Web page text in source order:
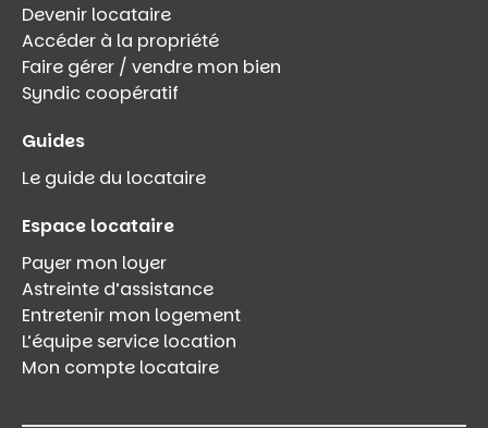
Devenir locataire
Accéder à la propriété
Faire gérer / vendre mon bien
Syndic coopératif
Guides
Le guide du locataire
Espace locataire
Payer mon loyer
Astreinte d’assistance
Entretenir mon logement
L’équipe service location
Mon compte locataire